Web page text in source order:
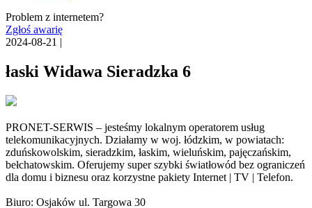
Problem z internetem?
Zgłoś awarię
2024-08-21 |
łaski Widawa Sieradzka 6
PRONET-SERWIS – jesteśmy lokalnym operatorem usług
telekomunikacyjnych. Działamy w woj. łódzkim, w powiatach:
zduńskowolskim, sieradzkim, łaskim, wieluńskim, pajęczańskim,
bełchatowskim. Oferujemy super szybki światłowód bez ograniczeń
dla domu i biznesu oraz korzystne pakiety Internet | TV | Telefon.
Biuro: Osjaków ul. Targowa 30